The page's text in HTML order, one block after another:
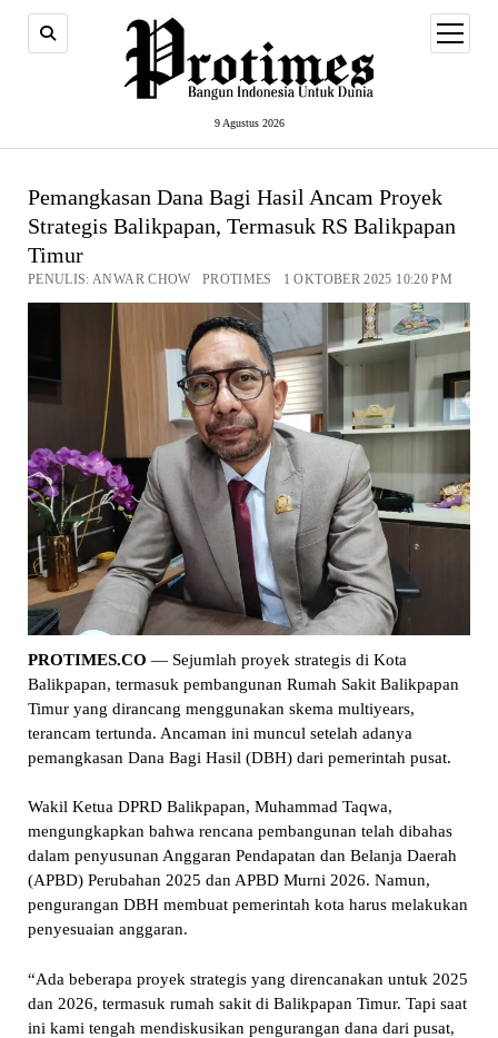
9 Agustus 2026
open
menu
Pemangkasan Dana Bagi Hasil Ancam Proyek
Strategis Balikpapan, Termasuk RS Balikpapan
Timur
PENULIS: ANWAR CHOW PROTIMES 1 OKTOBER 2025 10:20 PM
PROTIMES.CO — Sejumlah proyek strategis di Kota
Balikpapan, termasuk pembangunan Rumah Sakit Balikpapan
Timur yang dirancang menggunakan skema multiyears,
terancam tertunda. Ancaman ini muncul setelah adanya
pemangkasan Dana Bagi Hasil (DBH) dari pemerintah pusat.
Wakil Ketua DPRD Balikpapan, Muhammad Taqwa,
mengungkapkan bahwa rencana pembangunan telah dibahas
dalam penyusunan Anggaran Pendapatan dan Belanja Daerah
(APBD) Perubahan 2025 dan APBD Murni 2026. Namun,
pengurangan DBH membuat pemerintah kota harus melakukan
penyesuaian anggaran.
“Ada beberapa proyek strategis yang direncanakan untuk 2025
dan 2026, termasuk rumah sakit di Balikpapan Timur. Tapi saat
ini kami tengah mendiskusikan pengurangan dana dari pusat,